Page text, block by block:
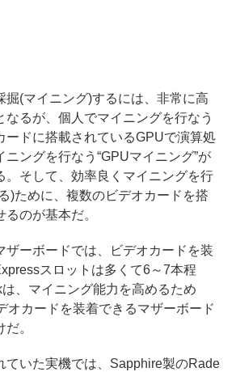
(マイニング)するには、非常に高
なるが、個人でマイニングを行なう
ードに搭載されているGPUで演算処
ングを行なう“GPUマイニング”が
。そして、効率良くマイニングを行
)ために、複数のビデオカードを搭
のが基本だ。
ーボードでは、ビデオカードを装
スロットは多くて6～7本程
、マイニング能力を高めるため
オカードを装着できるマザーボード
。
いた実機では、Sapphire製のRade